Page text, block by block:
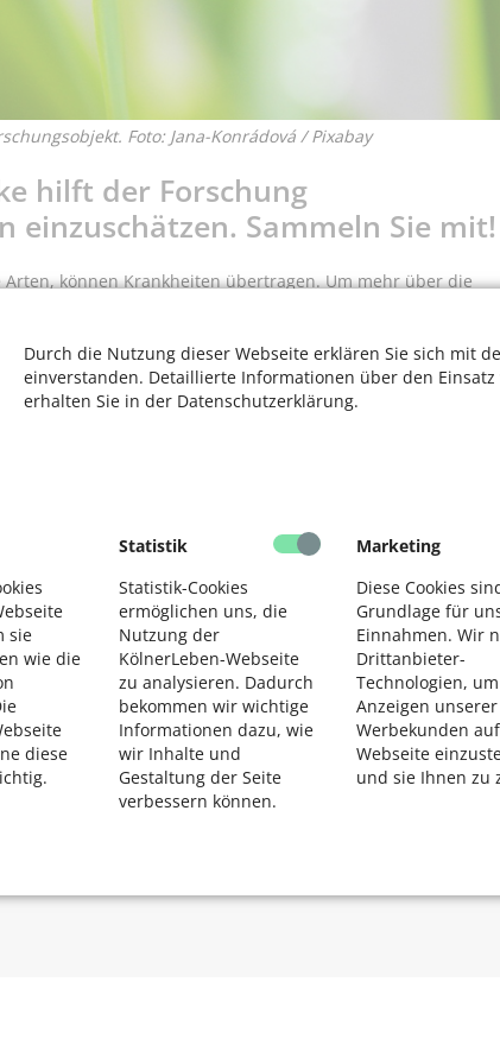
Durch die Nutzung dieser Webseite erklären Sie sich mit
einverstanden. Detaillierte Informationen über den Einsatz
erhalten Sie in der Datenschutzerklärung.
sie
wie die
diese
Statistik
Statistik-Cookies
ermöglichen uns, die
Nutzung der
KölnerLeben-Webseite
zu analysieren. Dadurch
bekommen wir wichtige
Informationen dazu, wie
wir Inhalte und
Gestaltung der Seite
verbessern können.
Marketing
Diese Cookies
Grundlage für
Einnahmen. Wir
Drittanbieter-
Technologien, um
Anzeigen unserer
Werbekunden
Webseite
und sie Ihnen zu
Foto: Jana-Konrádová / Pixabay
hilft der Forschung
einzuschätzen. Sammeln Sie mit!
können Krankheiten übertragen. Um mehr über die
verschiedene Forschungseinrichtungen gemeinsam den
verwertbare Daten zu gewinnen.
und -zeit aufschreiben – zusammen einsenden an:
e. V.
auf Art und mögliche Krankheitserreger untersucht. Der
auf www.mueckenatlas.de
Sie dieCookie-Meldung, um das Laden von
der Klimaforschung: